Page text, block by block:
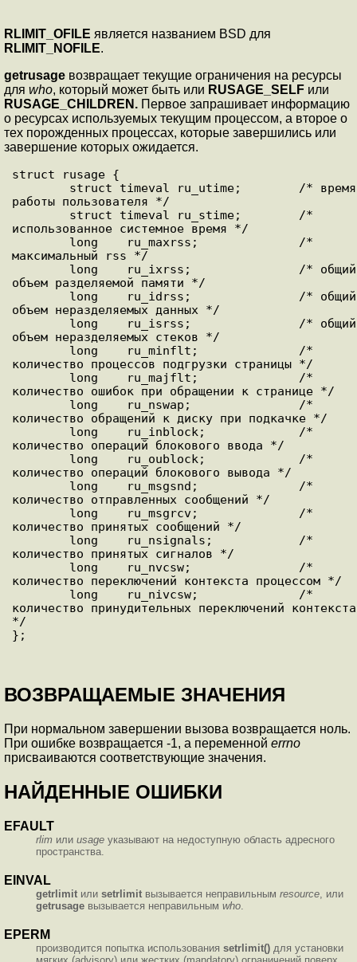
RLIMIT_OFILE является названием BSD для
RLIMIT_NOFILE.
getrusage возвращает текущие ограничения на ресурсы
для who, который может быть или RUSAGE_SELF или
RUSAGE_CHILDREN. Первое запрашивает информацию
о ресурсах используемых текущим процессом, а второе о
тех порожденных процессах, которые завершились или
завершение которых ожидается.
struct rusage {
работы пользователя */
использованное системное время */
максимальный rss */
объем разделяемой памяти */
объем неразделяемых данных */
объем неразделяемых стеков */
количество процессов подгрузки страницы */
количество ошибок при обращении к странице */
количество обращений к диску при подкачке */
количество операций блокового ввода */
количество операций блокового вывода */
количество отправленных сообщений */
количество принятых сообщений */
количество принятых сигналов */
количество переключений контекста процессом */
количество принудительных переключений контекста
*/
ВОЗВРАЩАЕМЫЕ ЗНАЧЕНИЯ
При нормальном завершении вызова возвращается ноль.
При ошибке возвращается -1, а переменной errno
присваиваются соответствующие значения.
НАЙДЕННЫЕ ОШИБКИ
EFAULT
rlim или usage указывают на недоступную область адресного
пространства.
EINVAL
getrlimit или setrlimit вызывается неправильным resource , или
getrusage вызывается неправильным who
EPERM
производится попытка использования setrlimit() для установки